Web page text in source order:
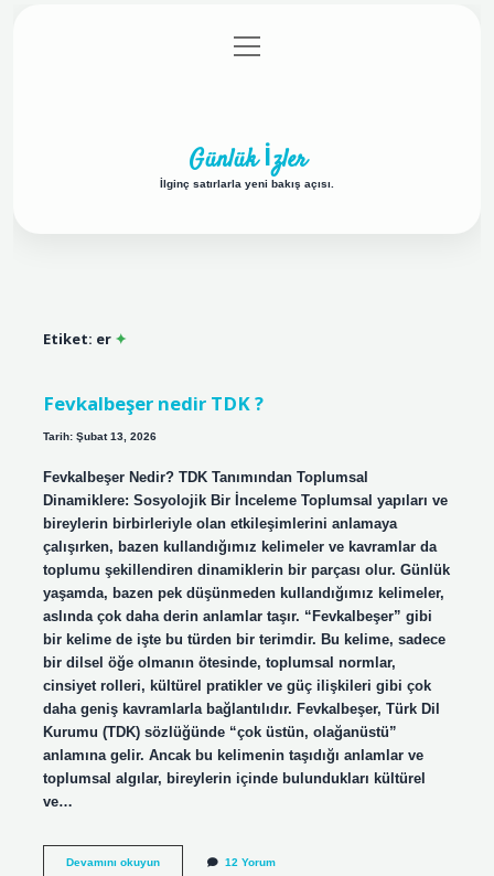
Gizlilik Politikası
menüyü
aç
Günlük İzler
İlginç satırlarla yeni bakış açısı.
Etiket: er
Fevkalbeşer nedir TDK ?
Tarih: Şubat 13, 2026
Fevkalbeşer Nedir? TDK Tanımından Toplumsal
Dinamiklere: Sosyolojik Bir İnceleme Toplumsal yapıları ve
bireylerin birbirleriyle olan etkileşimlerini anlamaya
çalışırken, bazen kullandığımız kelimeler ve kavramlar da
toplumu şekillendiren dinamiklerin bir parçası olur. Günlük
yaşamda, bazen pek düşünmeden kullandığımız kelimeler,
aslında çok daha derin anlamlar taşır. “Fevkalbeşer” gibi
bir kelime de işte bu türden bir terimdir. Bu kelime, sadece
bir dilsel öğe olmanın ötesinde, toplumsal normlar,
cinsiyet rolleri, kültürel pratikler ve güç ilişkileri gibi çok
daha geniş kavramlarla bağlantılıdır. Fevkalbeşer, Türk Dil
Kurumu (TDK) sözlüğünde “çok üstün, olağanüstü”
anlamına gelir. Ancak bu kelimenin taşıdığı anlamlar ve
toplumsal algılar, bireylerin içinde bulundukları kültürel
ve…
Devamını okuyunFevkalbeşer12 Yorum